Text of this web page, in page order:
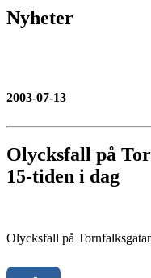
Nyheter
2003-07-13
Olycksfall på
15-tiden i dag
Olycksfall på